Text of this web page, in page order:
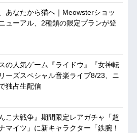
あなたから猫へ｜Meowsterショッ
ューアル、2種類の限定プランが登
の人気ゲーム『ライドウ』『女神転
ーズスペシャル音楽ライブ8/23、ニ
独占生配信
んこ大戦争』期間限定レアガチャ「超
マイツ」に新キャラクター「鉄腕！